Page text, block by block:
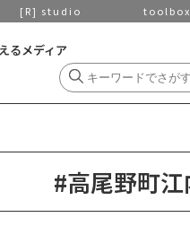
[R] studio toolbox
るメディア
#高尾野町